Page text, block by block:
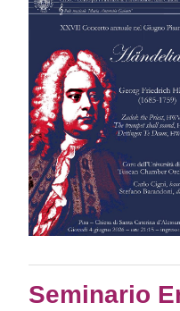
Seminario